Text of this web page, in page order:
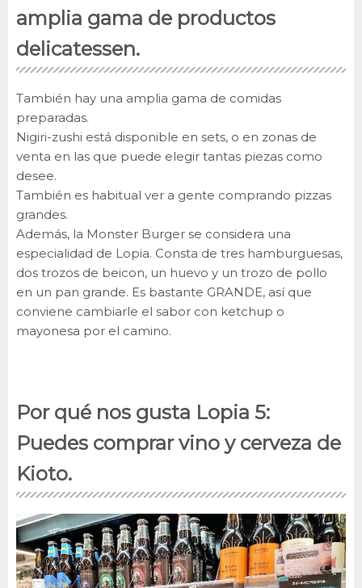
amplia gama de productos
delicatessen.
También hay una amplia gama de comidas
preparadas.
Nigiri-zushi está disponible en sets, o en zonas de
venta en las que puede elegir tantas piezas como
desee.
También es habitual ver a gente comprando pizzas
grandes.
Además, la Monster Burger se considera una
especialidad de Lopia. Consta de tres hamburguesas,
dos trozos de beicon, un huevo y un trozo de pollo
en un pan grande. Es bastante GRANDE, así que
conviene cambiarle el sabor con ketchup o
mayonesa por el camino.
Por qué nos gusta Lopia 5:
Puedes comprar vino y cerveza de
Kioto.